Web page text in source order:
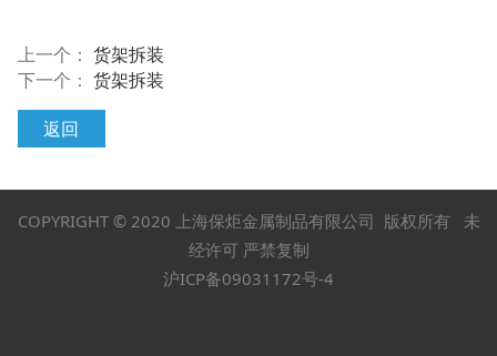
上一个： 货架拆装
下一个： 货架拆装
返回
COPYRIGHT © 2020 上海保炬金属制品有限公司 版权所有 未
经许可 严禁复制
沪ICP备09031172号-4